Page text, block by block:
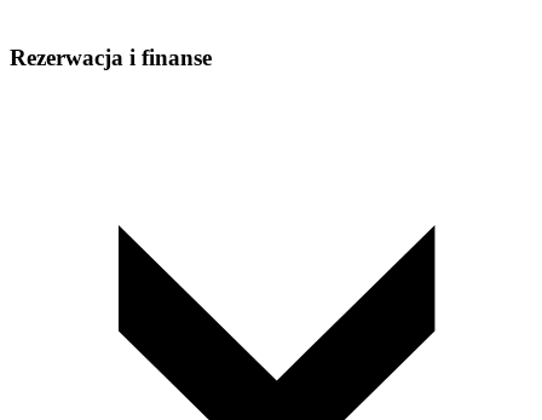
Rezerwacja i finanse